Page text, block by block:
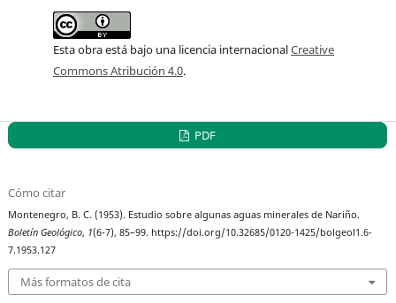
Esta obra está bajo una licencia internacionalCreative
Commons Atribución 4.0.
PDF
Cómo citar
Montenegro, B. C. (1953). Estudio sobre algunas aguas minerales de Nariño.
Boletín Geológico, 1(6-7), 85–99. https://doi.org/10.32685/0120-1425/bolgeol1.6-
7.1953.127
Más formatos de cita